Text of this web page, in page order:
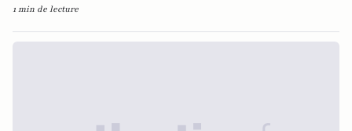
1 min de lecture